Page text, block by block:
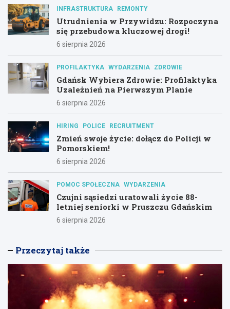
INFRASTRUKTURA REMONTY
Utrudnienia w Przywidzu: Rozpoczyna
się przebudowa kluczowej drogi!
6 sierpnia 2026
PROFILAKTYKA WYDARZENIA ZDROWIE
Gdańsk Wybiera Zdrowie: Profilaktyka
Uzależnień na Pierwszym Planie
6 sierpnia 2026
HIRING POLICE RECRUITMENT
Zmień swoje życie: dołącz do Policji w
Pomorskiem!
6 sierpnia 2026
POMOC SPOŁECZNA WYDARZENIA
Czujni sąsiedzi uratowali życie 88-
letniej seniorki w Pruszczu Gdańskim
6 sierpnia 2026
Przeczytaj także